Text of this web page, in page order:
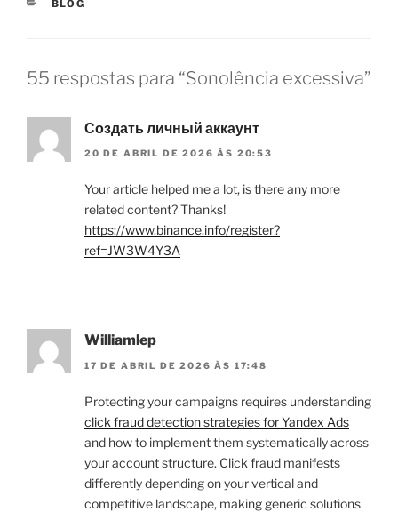
CATEGORIAS
BLOG
55 respostas para “Sonolência excessiva”
Создать личный аккаунт
20 DE ABRIL DE 2026 ÀS 20:53
Your article helped me a lot, is there any more
related content? Thanks!
https://www.binance.info/register?
ref=JW3W4Y3A
Williamlep
17 DE ABRIL DE 2026 ÀS 17:48
Protecting your campaigns requires understanding
click fraud detection strategies for Yandex Ads
and how to implement them systematically across
your account structure. Click fraud manifests
differently depending on your vertical and
competitive landscape, making generic solutions